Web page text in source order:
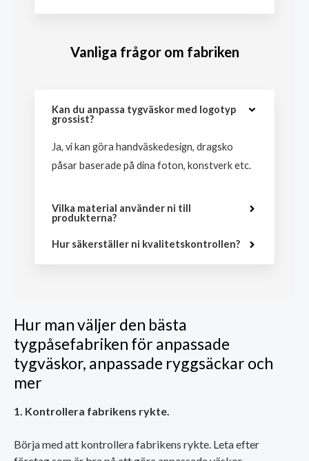
Vanliga frågor om fabriken
Kan du anpassa tygväskor med logotyp
grossist?
Ja, vi kan göra handväskedesign, dragsko
påsar baserade på dina foton, konstverk etc.
Vilka material använder ni till
produkterna?
Hur säkerställer ni kvalitetskontrollen?
Hur man väljer den bästa
tygpåsefabriken för anpassade
tygväskor, anpassade ryggsäckar och
mer
1. Kontrollera fabrikens rykte.
Börja med att kontrollera fabrikens rykte. Leta efter